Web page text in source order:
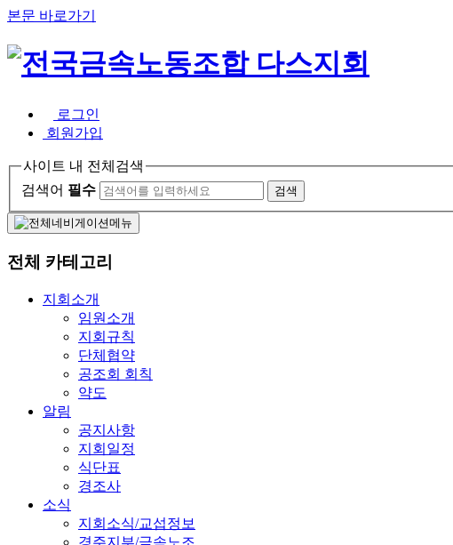
본문 바로가기
로그인
회원가입
사이트 내 전체검색
검색어 필수
전체 카테고리
지회소개
임원소개
지회규칙
단체협약
공조회 회칙
약도
알림
공지사항
지회일정
식단표
경조사
소식
지회소식/교섭정보
경주지부/금속노조